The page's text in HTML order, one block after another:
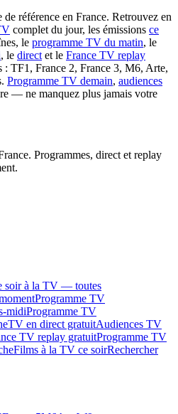
référence en France. Retrouvez en
complet du jour, les émissions ce
le programme TV du matin, le
, le direct et le France TV replay
TF1, France 2, France 3, M6, Arte,
Programme TV demain, audiences
— ne manquez plus jamais votre
Programmes, direct et replay
soir à la TV — toutes
Programme TV
midiProgramme TV
TV en direct gratuitAudiences TV
TV replay gratuitProgramme TV
Films à la TV ce soirRechercher